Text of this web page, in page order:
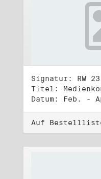
Signatur: RW 23
Titel:
Datum: Feb. -
Auf